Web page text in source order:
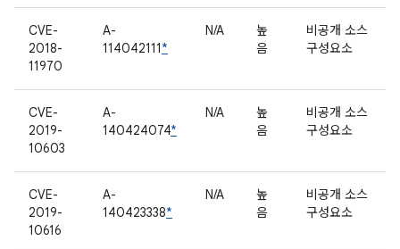
CVE-
2018-
11970
A-
114042111*
N/A
높
음
비공개 소스
구성요소
CVE-
2019-
10603
A-
140424074*
N/A
높
음
비공개 소스
구성요소
CVE-
2019-
10616
A-
140423338*
N/A
높
음
비공개 소스
구성요소